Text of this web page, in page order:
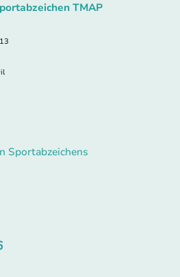
TMAP
Sportabzeichens